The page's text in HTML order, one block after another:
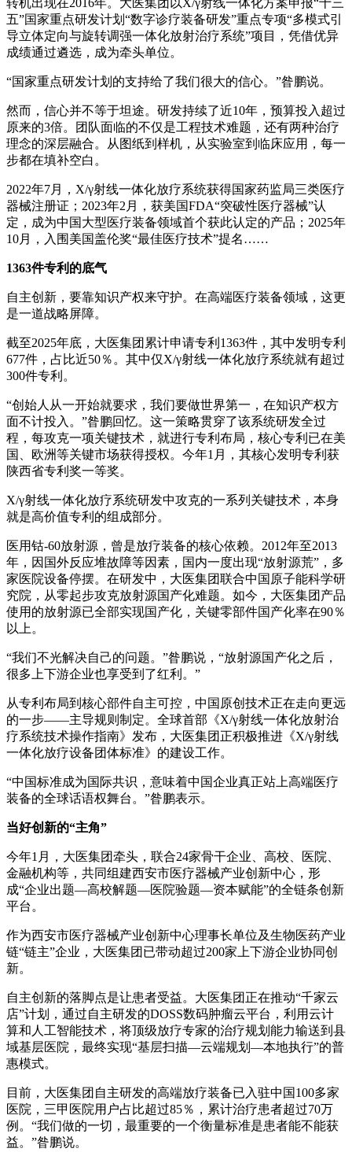
转机出现在2016年。大医集团以X/γ射线一体化方案申报“十三
五”国家重点研发计划“数字诊疗装备研发”重点专项“多模式引
导立体定向与旋转调强一体化放射治疗系统”项目，凭借优异
成绩通过遴选，成为牵头单位。
“国家重点研发计划的支持给了我们很大的信心。”昝鹏说。
然而，信心并不等于坦途。研发持续了近10年，预算投入超过
原来的3倍。团队面临的不仅是工程技术难题，还有两种治疗
理念的深层融合。从图纸到样机，从实验室到临床应用，每一
步都在填补空白。
2022年7月，X/γ射线一体化放疗系统获得国家药监局三类医疗
器械注册证；2023年2月，获美国FDA“突破性医疗器械”认
定，成为中国大型医疗装备领域首个获此认定的产品；2025年
10月，入围美国盖伦奖“最佳医疗技术”提名……
1363件专利的底气
自主创新，要靠知识产权来守护。在高端医疗装备领域，这更
是一道战略屏障。
截至2025年底，大医集团累计申请专利1363件，其中发明专利
677件，占比近50％。其中仅X/γ射线一体化放疗系统就有超过
300件专利。
“创始人从一开始就要求，我们要做世界第一，在知识产权方
面不计投入。”昝鹏回忆。这一策略贯穿了该系统研发全过
程，每攻克一项关键技术，就进行专利布局，核心专利已在美
国、欧洲等关键市场获得授权。今年1月，其核心发明专利获
陕西省专利奖一等奖。
X/γ射线一体化放疗系统研发中攻克的一系列关键技术，本身
就是高价值专利的组成部分。
医用钴-60放射源，曾是放疗装备的核心依赖。2012年至2013
年，因国外反应堆故障等因素，国内一度出现“放射源荒”，多
家医院设备停摆。在研发中，大医集团联合中国原子能科学研
究院，从零起步攻克放射源国产化难题。如今，大医集团产品
使用的放射源已全部实现国产化，关键零部件国产化率在90％
以上。
“我们不光解决自己的问题。”昝鹏说，“放射源国产化之后，
很多上下游企业也享受到了红利。”
从专利布局到核心部件自主可控，中国原创技术正在走向更远
的一步——主导规则制定。全球首部《X/γ射线一体化放射治
疗系统技术操作指南》发布，大医集团正积极推进《X/γ射线
一体化放疗设备团体标准》的建设工作。
“中国标准成为国际共识，意味着中国企业真正站上高端医疗
装备的全球话语权舞台。”昝鹏表示。
当好创新的“主角”
今年1月，大医集团牵头，联合24家骨干企业、高校、医院、
金融机构等，共同组建西安市医疗器械产业创新中心，形
成“企业出题—高校解题—医院验题—资本赋能”的全链条创新
平台。
作为西安市医疗器械产业创新中心理事长单位及生物医药产业
链“链主”企业，大医集团已带动超过200家上下游企业协同创
新。
自主创新的落脚点是让患者受益。大医集团正在推动“千家云
店”计划，通过自主研发的DOSS数码肿瘤云平台，利用云计
算和人工智能技术，将顶级放疗专家的治疗规划能力输送到县
域基层医院，最终实现“基层扫描—云端规划—本地执行”的普
惠模式。
目前，大医集团自主研发的高端放疗装备已入驻中国100多家
医院，三甲医院用户占比超过85％，累计治疗患者超过70万
例。“我们做的一切，最重要的一个衡量标准是患者能不能获
益。”昝鹏说。